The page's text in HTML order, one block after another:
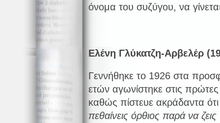
όνομα του συζύγου, να
Ελένη Γλύκατζη-Αρβελέρ
Γεννήθηκε το 1926 στα
ετών αγωνίστηκε στις
καθώς πίστευε ακράδαντα
πεθαίνεις όρθιος παρά να ζεις